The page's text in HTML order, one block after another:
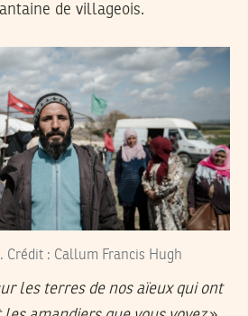
de villageois.
Crédit : Callum Francis Hugh
les terres de nos aïeux qui ont